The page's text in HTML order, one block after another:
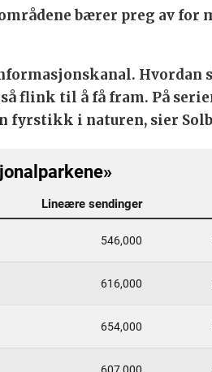
bærer preg av for
Hvordan
flink til å få fram. På
fyrstikk i naturen, sier